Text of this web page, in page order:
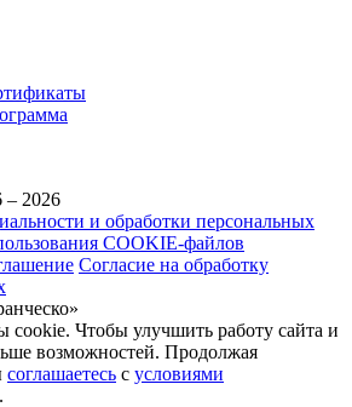
– 2026
и обработки персональных
COOKIE-файлов
Согласие на обработку
Чтобы улучшить работу сайта и
возможностей. Продолжая
соглашаетесь с условиями
.